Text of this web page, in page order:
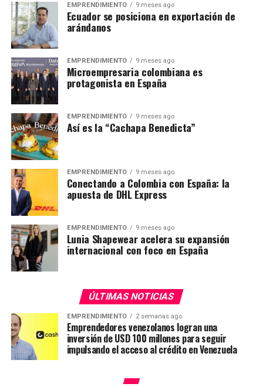
EMPRENDIMIENTO 9 meses ago
Ecuador se posiciona en exportación de
arándanos
EMPRENDIMIENTO 9 meses ago
Microempresaria colombiana es
protagonista en España
EMPRENDIMIENTO 9 meses ago
Así es la “Cachapa Benedicta”
EMPRENDIMIENTO 9 meses ago
Conectando a Colombia con España: la
apuesta de DHL Express
EMPRENDIMIENTO 9 meses ago
Lunia Shapewear acelera su expansión
internacional con foco en España
ÚLTIMAS NOTICIAS
EMPRENDIMIENTO 2 semanas ago
Emprendedores venezolanos logran una
inversión de USD 100 millones para seguir
impulsando el acceso al crédito en Venezuela